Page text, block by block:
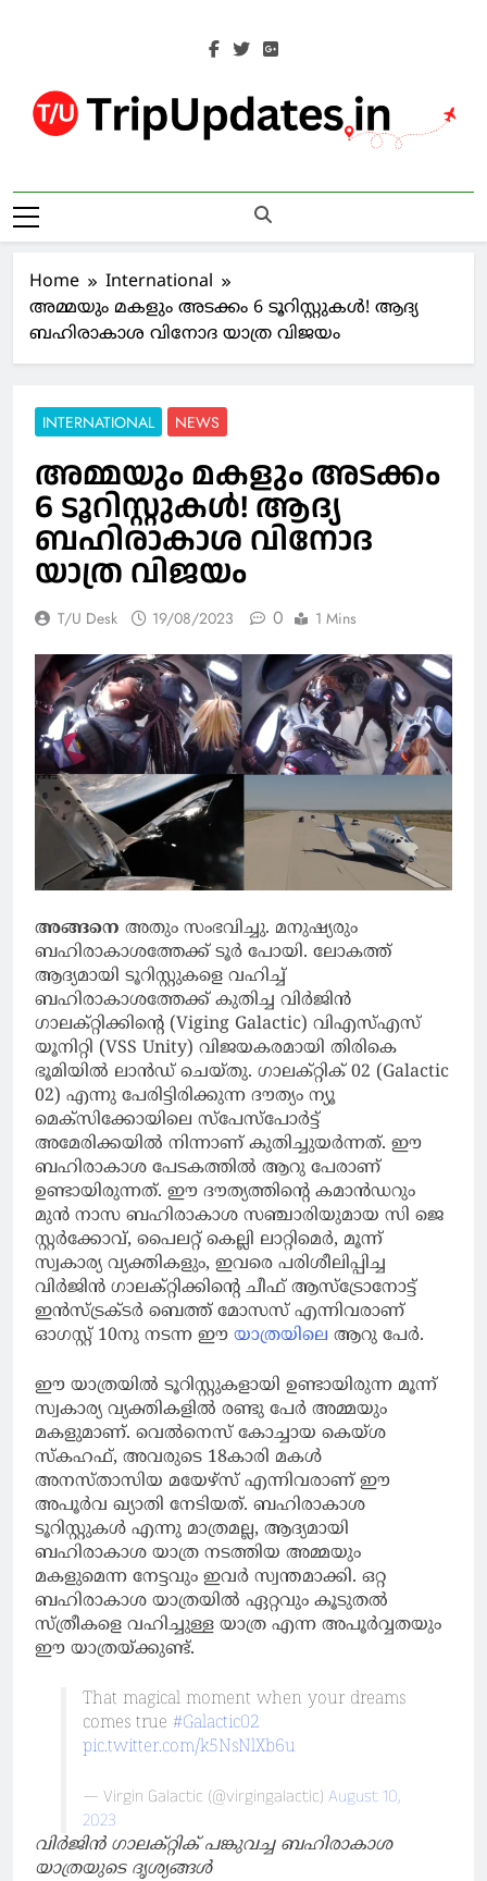
Trip Updates
Home
International
അമ്മയും മകളും അടക്കം 6 ടൂറിസ്റ്റുകള്‍! ആദ്യ
ബഹിരാകാശ വിനോദ യാത്ര വിജയം
INTERNATIONAL NEWS
അമ്മയും മകളും അടക്കം
6 ടൂറിസ്റ്റുകള്‍! ആദ്യ
ബഹിരാകാശ വിനോദ
യാത്ര വിജയം
T/U Desk 19/08/2023 0 1 Mins
അങ്ങനെ അതും സംഭവിച്ചു. മനുഷ്യരും
ബഹിരാകാശത്തേക്ക് ടൂര്‍ പോയി. ലോകത്ത്
ആദ്യമായി ടൂറിസ്റ്റുകളെ വഹിച്ച്
ബഹിരാകാശത്തേക്ക് കുതിച്ച വിര്‍ജിന്‍
ഗാലക്റ്റിക്കിന്റെ (Viging Galactic) വിഎസ്എസ്
യൂനിറ്റി (VSS Unity) വിജയകരമായി തിരികെ
ഭൂമിയില്‍ ലാന്‍ഡ് ചെയ്തു. ഗാലക്റ്റിക് 02 (Galactic
02) എന്നു പേരിട്ടിരിക്കുന്ന ദൗത്യം ന്യൂ
മെക്‌സിക്കോയിലെ സ്‌പേസ്‌പോര്‍ട്ട്
അമേരിക്കയില്‍ നിന്നാണ് കുതിച്ചുയര്‍ന്നത്. ഈ
ബഹിരാകാശ പേടകത്തില്‍ ആറു പേരാണ്
ഉണ്ടായിരുന്നത്. ഈ ദൗത്യത്തിന്റെ കമാന്‍ഡറും
മുന്‍ നാസ ബഹിരാകാശ സഞ്ചാരിയുമായ സി ജെ
സ്റ്റര്‍ക്കോവ്, പൈലറ്റ് കെല്ലി ലാറ്റിമെര്‍, മൂന്ന്
സ്വകാര്യ വ്യക്തികളും, ഇവരെ പരിശീലിപ്പിച്ച
വിര്‍ജിന്‍ ഗാലക്റ്റിക്കിന്റെ ചീഫ് ആസ്‌ട്രോനോട്ട്
ഇന്‍സ്ട്രക്ടര്‍ ബെത്ത് മോസസ് എന്നിവരാണ്
ഓഗസ്റ്റ് 10നു നടന്ന ഈ യാത്രയിലെ ആറു പേര്‍.
ഈ യാത്രയില്‍ ടൂറിസ്റ്റുകളായി ഉണ്ടായിരുന്ന മൂന്ന്
സ്വകാര്യ വ്യക്തികളില്‍ രണ്ടു പേര്‍ അമ്മയും
മകളുമാണ്. വെല്‍നെസ് കോച്ചായ കെയ്ശ
സ്‌കഹഫ്, അവരുടെ 18കാരി മകള്‍
അനസ്താസിയ മയേഴ്‌സ് എന്നിവരാണ് ഈ
അപൂര്‍വ ഖ്യാതി നേടിയത്. ബഹിരാകാശ
ടൂറിസ്റ്റുകള്‍ എന്നു മാത്രമല്ല, ആദ്യമായി
ബഹിരാകാശ യാത്ര നടത്തിയ അമ്മയും
മകളുമെന്ന നേട്ടവും ഇവര്‍ സ്വന്തമാക്കി. ഒറ്റ
ബഹിരാകാശ യാത്രയില്‍ ഏറ്റവും കൂടുതല്‍
സ്ത്രീകളെ വഹിച്ചുള്ള യാത്ര എന്ന അപൂര്‍വ്വതയും
ഈ യാത്രയ്ക്കുണ്ട്.
That magical moment when your dreams
comes true #Galactic02
pic.twitter.com/k5NsNlXb6u
— Virgin Galactic (@virgingalactic) August 10,
2023
വിർജിൻ ഗാലക്റ്റിക് പങ്കുവച്ച ബഹിരാകാശ
യാത്രയുടെ ദൃശ്യങ്ങൾ